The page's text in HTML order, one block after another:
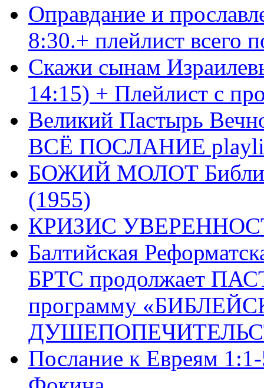
Оправдание и
8:30.+ плейлист
Скажи сынам
14:15) + Плейлист с
Великий Пастырь
ВСЁ ПОСЛАНИЕ
БОЖИЙ МОЛОТ Библия
(1955)
КРИЗИС
Балтийская
БРТС продолжает
программу
Послание к Евреям